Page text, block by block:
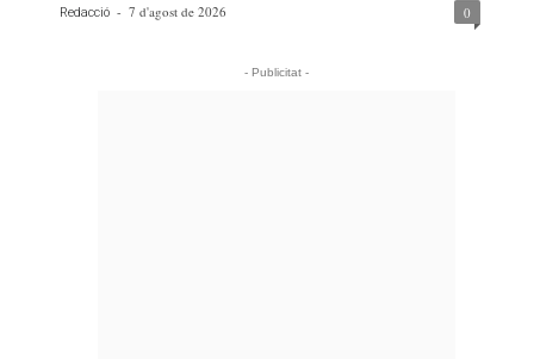
Redacció - 7 d'agost de 2026 0
- Publicitat -